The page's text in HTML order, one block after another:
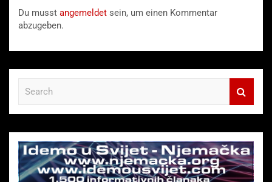
Du musst angemeldet sein, um einen Kommentar
abzugeben.
c
h